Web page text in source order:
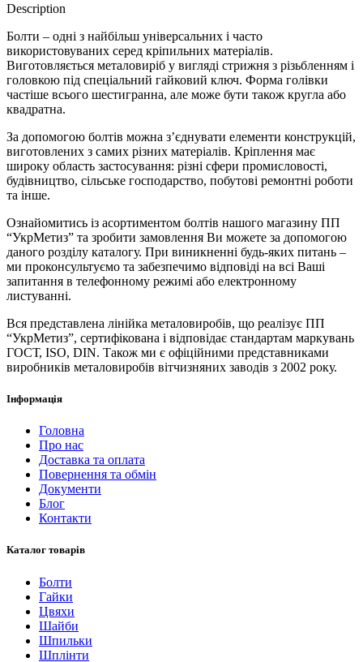
Description
Болти – одні з найбільш універсальних і часто
використовуваних серед кріпильних матеріалів.
Виготовляється металовиріб у вигляді стрижня з різьбленням і
головкою під спеціальний гайковий ключ. Форма голівки
частіше всього шестигранна, але може бути також кругла або
квадратна.
За допомогою болтів можна з’єднувати елементи конструкцій,
виготовлених з самих різних матеріалів. Кріплення має
широку область застосування: різні сфери промисловості,
будівництво, сільське господарство, побутові ремонтні роботи
та інше.
Ознайомитись із асортиментом болтів нашого магазину ПП
“УкрМетиз” та зробити замовлення Ви можете за допомогою
даного розділу каталогу. При виникненні будь-яких питань –
ми проконсультуємо та забезпечимо відповіді на всі Ваші
запитання в телефонному режимі або електронному
листуванні.
Вся представлена ​​лінійка металовиробів, що реалізує ПП
“УкрМетиз”, сертифікована і відповідає стандартам маркувань
ГОСТ, ISO, DIN. Також ми є офіційними представниками
виробників металовиробів вітчизняних заводів з 2002 року.
Інформація
Головна
Про нас
Доставка та оплата
Повернення та обмін
Документи
Блог
Контакти
Каталог товарів
Болти
Гайки
Цвяхи
Шайби
Шпильки
Шплінти